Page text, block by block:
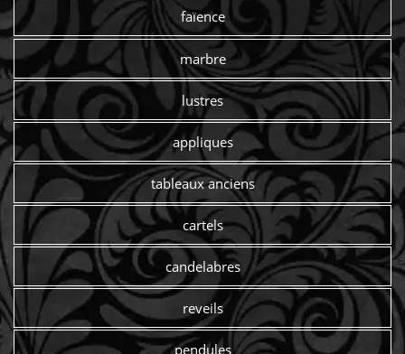
faïence
marbre
lustres
appliques
tableaux anciens
cartels
candelabres
reveils
pendules